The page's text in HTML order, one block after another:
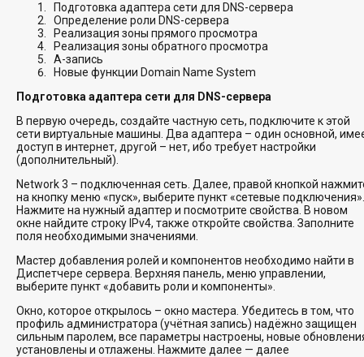
Подготовка адаптера сети для DNS-сервера
Определение роли DNS-сервера
Реализация зоны прямого просмотра
Реализация зоны обратного просмотра
А-запись
Новые функции Domain Name System
Подготовка адаптера сети для DNS-сервера
В первую очередь, создайте частную сеть, подключите к этой
сети виртуальные машины. Два адаптера – один основной,
доступ в интернет, другой – нет, ибо требует настройки
(дополнительный).
Network 3 – подключенная сеть. Далее, правой кнопкой
на кнопку меню «пуск», выберите пункт «сетевые подключения».
Нажмите на нужный адаптер и посмотрите свойства. В новом
окне найдите строку IPv4, также откройте свойства. Заполните
поля необходимыми значениями.
Мастер добавления ролей и компонентов необходимо найти в
Диспетчере сервера. Верхняя панель, меню управлении,
выберите пункт «добавить роли и компоненты».
Окно, которое открылось – окно мастера. Убедитесь в том, что
профиль администратора (учётная запись) надёжно защищен
сильным паролем, все параметры настроены, новые
установлены и отлажены. Нажмите далее — далее